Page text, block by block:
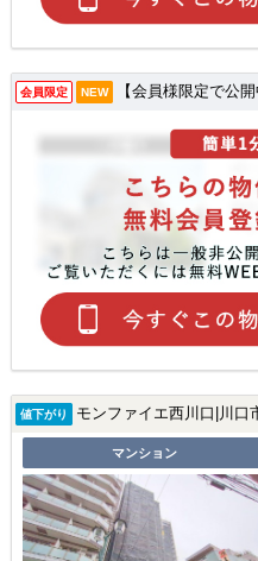
会員限定 NEW 【会員様限定で公開
値下がり モンファイエ西川口|川口
マンション